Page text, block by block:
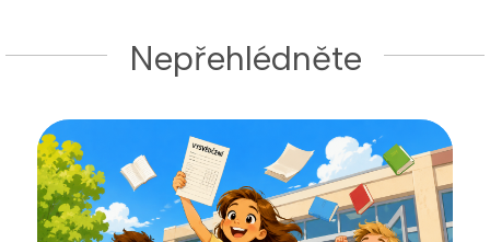
Nepřehlédněte